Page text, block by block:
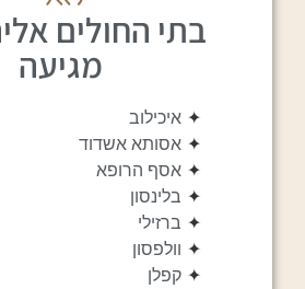
בתי החולים
מגיעה
✦ איכילוב
✦ אסותא אשדוד
✦ אסף הרופא
✦ בלינסון
✦ ברזילי
✦ וולפסון
✦ קפלן